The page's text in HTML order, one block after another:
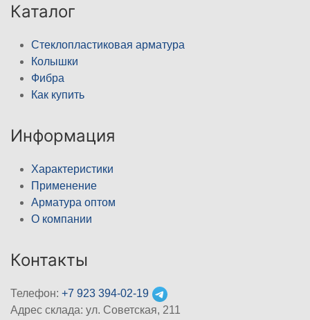
Каталог
Стеклопластиковая арматура
Колышки
Фибра
Как купить
Информация
Характеристики
Применение
Арматура оптом
О компании
Контакты
Телефон: +7 923 394-02-19
Адрес склада: ул. Советская, 211